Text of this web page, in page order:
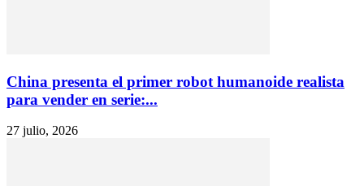
China presenta el primer robot humanoide realista
para vender en serie:...
27 julio, 2026